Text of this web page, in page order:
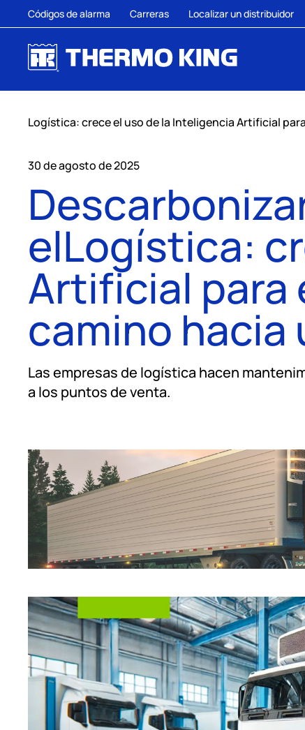
Códigos de alarma Carreras Localizar un distribuidor
Logística: crece el uso de la Inteligencia Artificial
30 de agosto de 2025
elLogística:
Artificial para
camino
Las empresas de logística hacen
a los puntos de venta.